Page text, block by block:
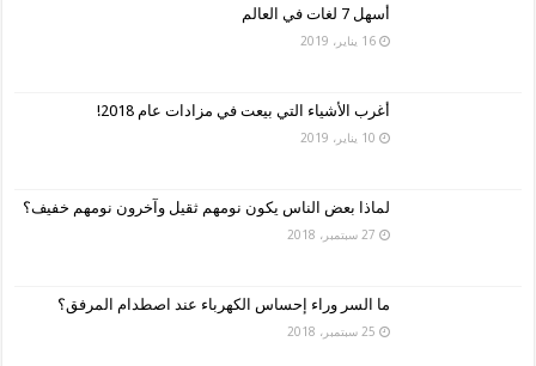
أسهل 7 لغات في العالم
16 يناير، 2019
أغرب الأشياء التي بيعت في مزادات عام 2018!
10 يناير، 2019
لماذا بعض الناس يكون نومهم ثقيل وآخرون نومهم خفيف؟
27 سبتمبر، 2018
ما السر وراء إحساس الكهرباء عند اصطدام المرفق؟
25 سبتمبر، 2018